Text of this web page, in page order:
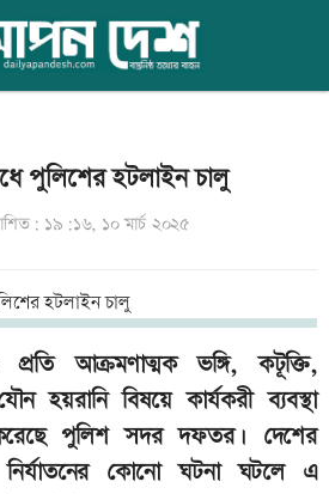
পুলিশের হটলাইন চালু
১৯:১৬, ১০ মার্চ ২০২৫
প্রতি আক্রমণাত্মক ভঙ্গি, কটূক্তি,
হয়রানি বিষয়ে কার্যকরী ব্যবস্থা
পুলিশ সদর দফতর। দেশের
নির্যাতনের কোনো ঘটনা ঘটলে এ